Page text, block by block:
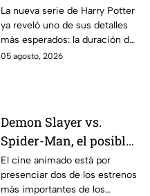
temporada de Harry
Potter y emocionará a
los fans de los libros
La nueva serie de Harry Potter
ya reveló uno de sus detalles
más esperados: la duración de
la primera temporada basada
05 agosto, 2026
Demon Slayer vs.
Spider-Man, el posible
gran enfrentamiento
en taquilla del 2027
El cine animado está por
presenciar dos de los estrenos
más importantes de los